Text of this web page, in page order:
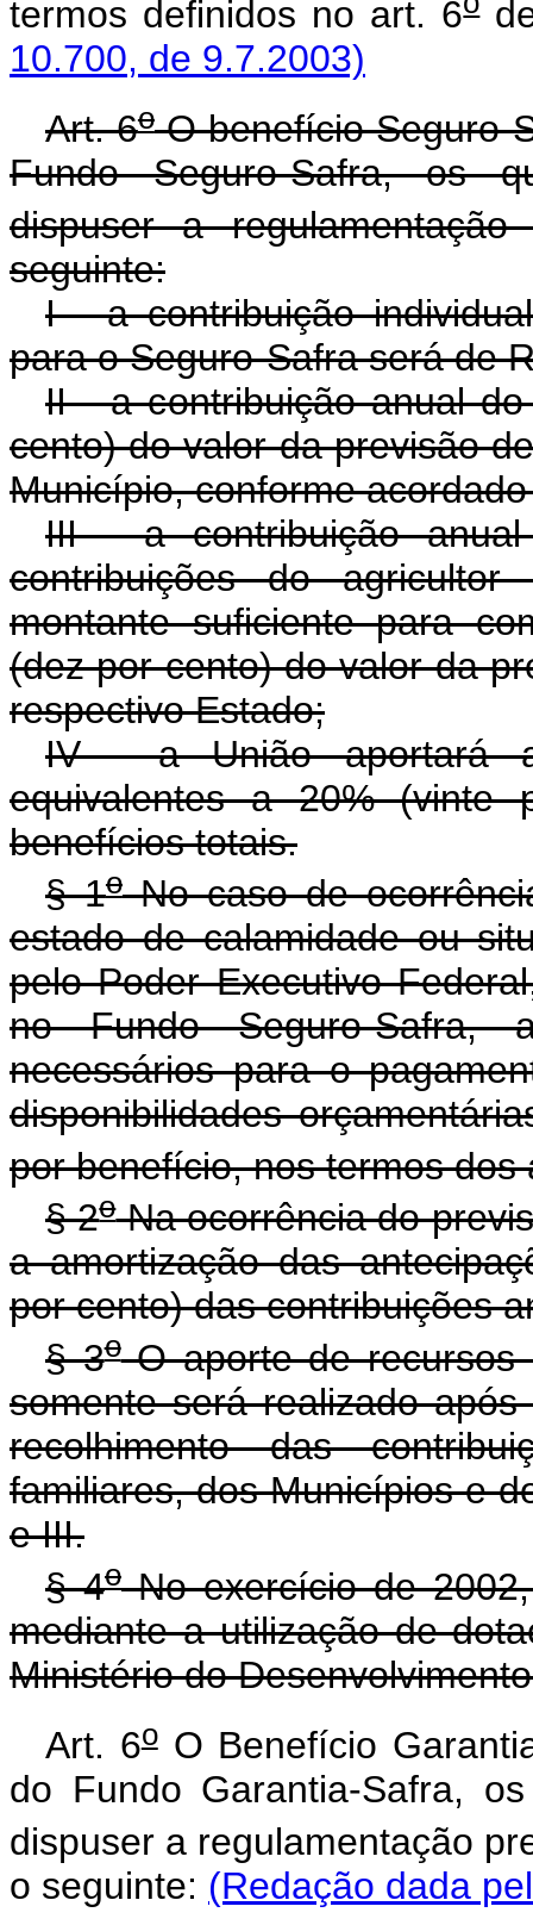
termos definidos no art. 6
10.700, de 9.7.2003)
Art. 6oO benefício Seguro-
Fundo Seguro-Safra, os
dispuser a
seguinte:
I - a contribuição
para o Seguro-Safra será de
II - a contribuição anual
cento) do valor da previsão
Município, conforme
III - a contribuição
contribuições do
montante suficiente para
(dez por cento) do valor da
respectivo Estado;
IV - a União aportará
equivalentes a 20% (vinte
benefícios totais.
§ 1oNo caso de
estado de calamidade ou
pelo Poder Executivo
no Fundo Seguro-Safra,
necessários para o
disponibilidades
por benefício, nos termos dos
§ 2oNa ocorrência do
a amortização das
por cento) das contribuições
§ 3oO aporte de recursos
somente será realizado
recolhimento das
familiares, dos Municípios e
e III.
§ 4oNo exercício de
mediante a utilização de
Ministério do
Art. 6oO Benefício
do Fundo Garantia-Safra,
dispuser a regulamentação
o seguinte: (Redação dada